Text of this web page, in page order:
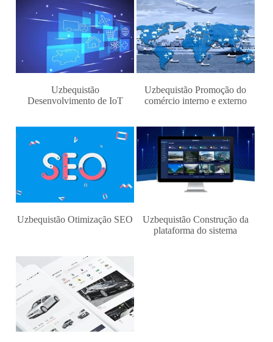
Uzbequistão
Desenvolvimento de IoT
Uzbequistão Promoção do
comércio interno e externo
Uzbequistão Otimização SEO
Uzbequistão Construção da
plataforma do sistema